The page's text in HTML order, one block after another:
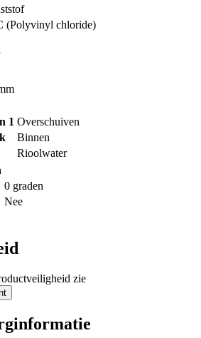
(Polyvinyl chloride)
1 Overschuiven
Binnen
Rioolwater
0 graden
Nee
zie